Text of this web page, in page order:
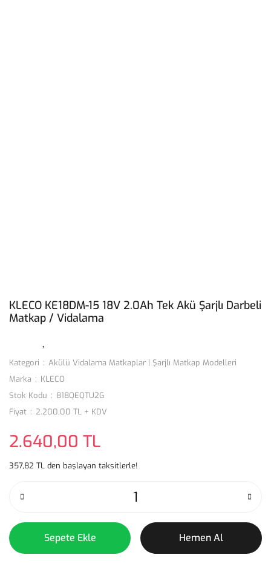
KLECO KE18DM-15 18V 2.0Ah Tek Akü Şarjlı Darbeli
Matkap / Vidalama
Kategori
Akülü Vidalama Matkaplar | Şarjlı Matkap Modelleri
Marka
KLECO
Stok Kodu
818QEQTU2G
Fiyat
2.200,00 TL + KDV
2.640,00 TL
357,82 TL den başlayan taksitlerle!
Sepete Ekle Hemen Al